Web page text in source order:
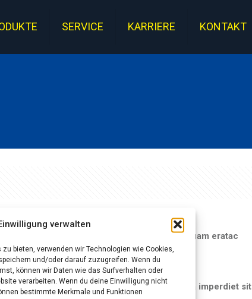
verwalten
bieten, verwenden wir Technologien wie Cookies,
und/oder darauf zuzugreifen. Wenn du
können wir Daten wie das Surfverhalten oder
verarbeiten. Wenn du deine Einwilligung nicht
bestimmte Merkmale und Funktionen
SERVICE KARRIERE KONTAKT
Aliquam eratac
vel Nulla imperdiet sit